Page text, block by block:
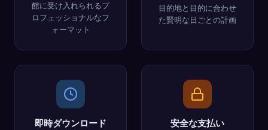
館に受け入れられるプ
ロフェッショナルなフ
ォーマット
目的地と目的に合わせ
た賢明な日ごとの計画
即時ダウンロード 安全な支払い